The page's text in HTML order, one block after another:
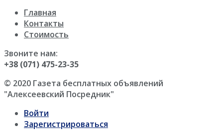
Главная
Контакты
Стоимость
Звоните нам:
+38 (071) 475-23-35
© 2020 Газета бесплатных объявлений
"Алексеевский Посредник"
Войти
Зарегистрироваться